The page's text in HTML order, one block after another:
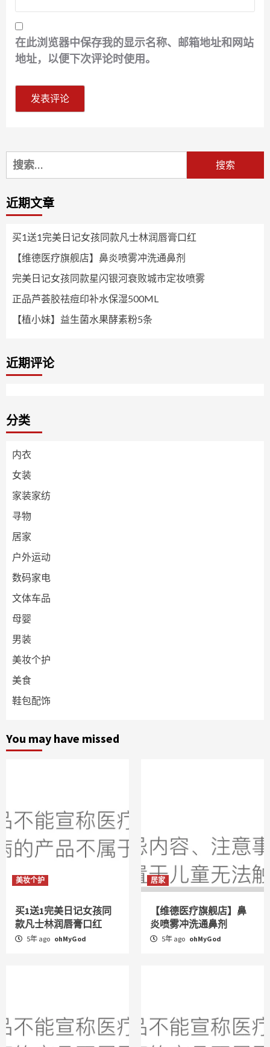
在此浏览器中保存我的显示名称、邮箱地址和网站
地址，以便下次评论时使用。
搜
索：
近期文章
买1送1完美日记女孩同款凡士林润唇膏口红
【维德医疗旗舰店】鼻炎喷雾冲洗通鼻剂
完美日记女孩同款星闪银河衰败城市定妆喷雾
正品芦荟胶祛痘印补水保湿500ML
【植小妹】益生菌水果酵素粉5条
近期评论
分类
内衣
女装
家装家纺
寻物
居家
户外运动
数码家电
文体车品
母婴
男装
美妆个护
美食
鞋包配饰
You may have missed
美妆个护
买1送1完美日记女孩同
款凡士林润唇膏口红
5年 ago ohMyGod
居家
【维德医疗旗舰店】鼻
炎喷雾冲洗通鼻剂
5年 ago ohMyGod